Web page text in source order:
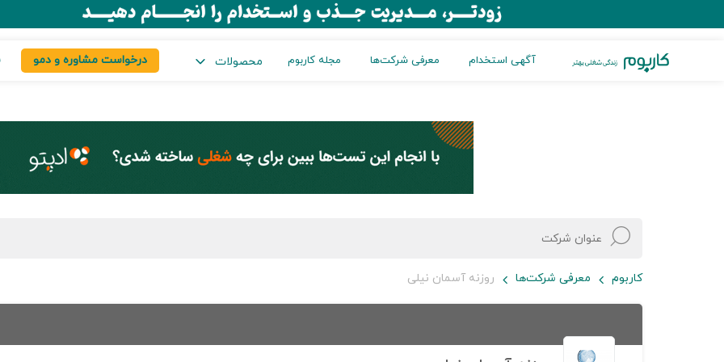
آگهی استخدام معرفی شرکت‌ها مجله کاربوم محصولات درخواست مشاوره و دمو
کاربوم معرفی شرکت‌ها روزنه آسمان نیلی